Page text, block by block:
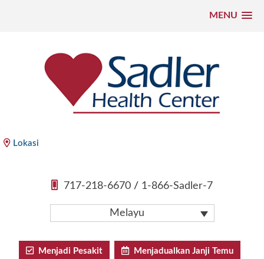
MENU
kandungan
Lokasi
717-218-6670 / 1-866-Sadler-7
Melayu
Menjadi Pesakit Menjadualkan Janji Temu